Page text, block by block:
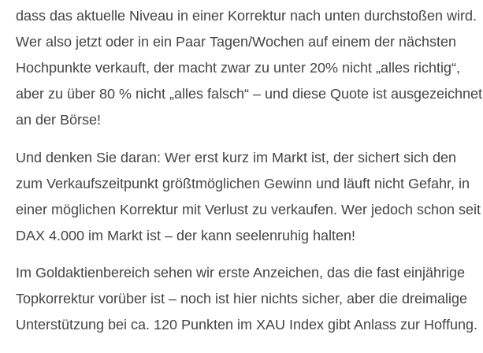
dass das aktuelle Niveau in einer Korrektur nach unten durchstoßen wird.
Wer also jetzt oder in ein Paar Tagen/Wochen auf einem der nächsten
Hochpunkte verkauft, der macht zwar zu unter 20% nicht „alles richtig“,
aber zu über 80 % nicht „alles falsch“ – und diese Quote ist ausgezeichnet
an der Börse!
Und denken Sie daran: Wer erst kurz im Markt ist, der sichert sich den
zum Verkaufszeitpunkt größtmöglichen Gewinn und läuft nicht Gefahr, in
einer möglichen Korrektur mit Verlust zu verkaufen. Wer jedoch schon seit
DAX 4.000 im Markt ist – der kann seelenruhig halten!
Im Goldaktienbereich sehen wir erste Anzeichen, das die fast einjährige
Topkorrektur vorüber ist – noch ist hier nichts sicher, aber die dreimalige
Unterstützung bei ca. 120 Punkten im XAU Index gibt Anlass zur Hoffung.